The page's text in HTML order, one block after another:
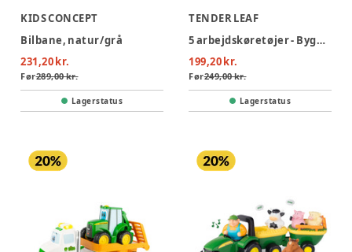
KIDS CONCEPT
Bilbane, natur/grå
231,20 kr.
Før289,00 kr.
Lagerstatus
TENDER LEAF
5 arbejdskøretøjer - Byggeplads
199,20 kr.
Før249,00 kr.
Lagerstatus